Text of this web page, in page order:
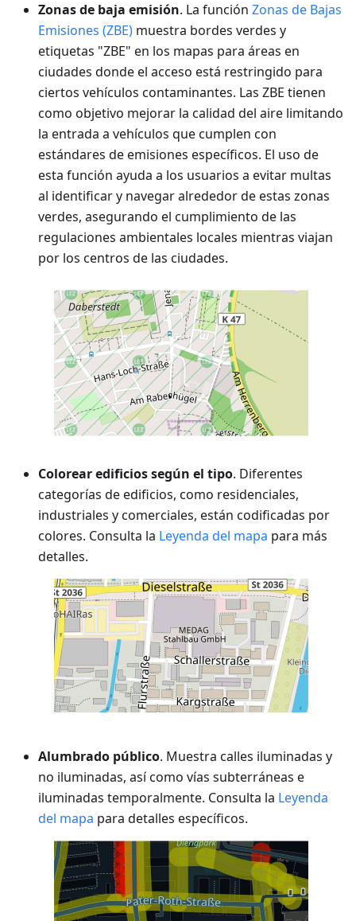
Zonas de baja emisión. La función Zonas de Bajas
Emisiones (ZBE) muestra bordes verdes y
etiquetas "ZBE" en los mapas para áreas en
ciudades donde el acceso está restringido para
ciertos vehículos contaminantes. Las ZBE tienen
como objetivo mejorar la calidad del aire limitando
la entrada a vehículos que cumplen con
estándares de emisiones específicos. El uso de
esta función ayuda a los usuarios a evitar multas
al identificar y navegar alrededor de estas zonas
verdes, asegurando el cumplimiento de las
regulaciones ambientales locales mientras viajan
por los centros de las ciudades.
Colorear edificios según el tipo. Diferentes
categorías de edificios, como residenciales,
industriales y comerciales, están codificadas por
colores. Consulta la Leyenda del mapa para más
detalles.
Alumbrado público. Muestra calles iluminadas y
no iluminadas, así como vías subterráneas e
iluminadas temporalmente. Consulta la Leyenda
del mapa para detalles específicos.